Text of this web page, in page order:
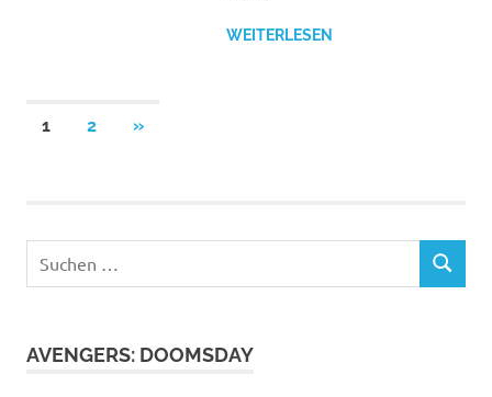
WEITERLESEN
Seitennummerierung
1 2
NÄCHSTE
»
Suchen
SUCHEN
AVENGERS: DOOMSDAY